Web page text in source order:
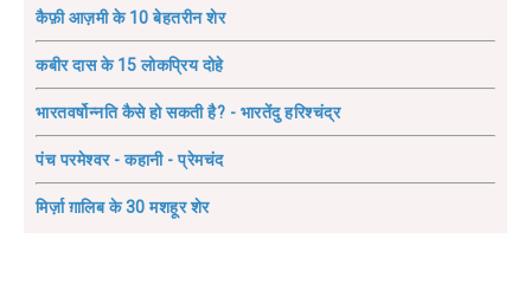
कैफ़ी आज़मी के 10 बेहतरीन शेर
कबीर दास के 15 लोकप्रिय दोहे
भारतवर्षोन्नति कैसे हो सकती है? - भारतेंदु हरिश्चंद्र
पंच परमेश्वर - कहानी - प्रेमचंद
मिर्ज़ा ग़ालिब के 30 मशहूर शेर